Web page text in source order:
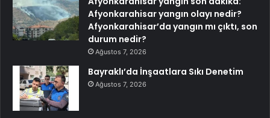
Afyonkarahisar yangın olayı nedir?
Afyonkarahisar’da yangın mı çıktı, son
durum nedir?
Ağustos 7, 2026
Bayraklı’da İnşaatlara Sıkı Denetim
Ağustos 7, 2026